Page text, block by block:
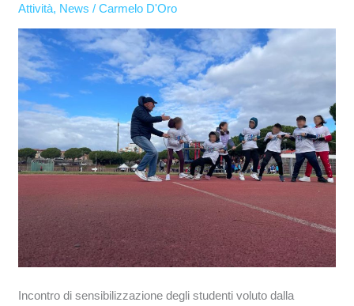
Attività, News /Carmelo D'Oro
Incontro di sensibilizzazione degli studenti voluto dalla
System
Tour
2023”